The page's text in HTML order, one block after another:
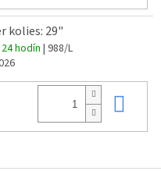
kolies: 29"
hodín | 988/L